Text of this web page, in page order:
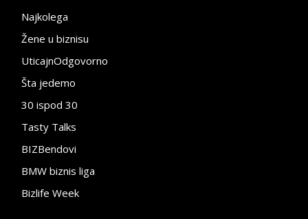
Najkolega
Žene u biznisu
UticajnOdgovorno
Šta jedemo
30 ispod 30
Tasty Talks
BIZBendovi
BMW biznis liga
Bizlife Week